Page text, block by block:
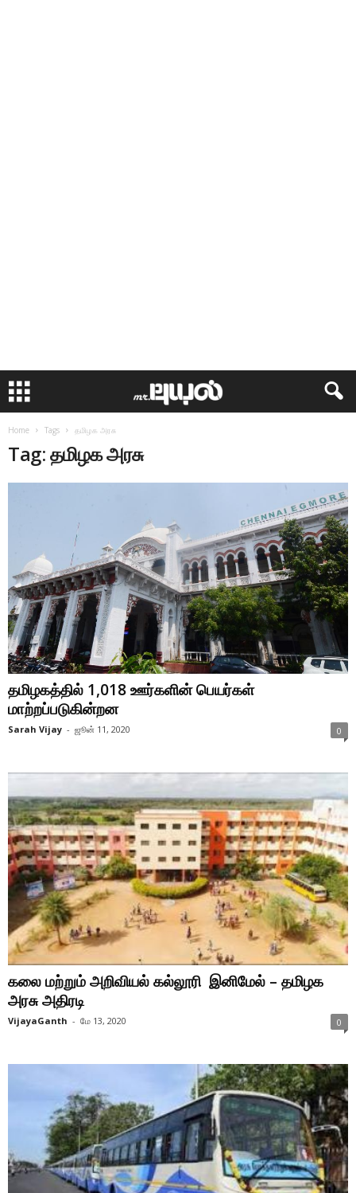
Home Tags தமிழக அரசு
Tag: தமிழக அரசு
தமிழகத்தில் 1,018 ஊர்களின் பெயர்கள்
மாற்றப்படுகின்றன
Sarah Vijay - ஜூன் 11, 2020 0
கலை மற்றும் அறிவியல் கல்லூரி இனிமேல் – தமிழக
அரசு அதிரடி
VijayaGanth - மே 13, 2020 0